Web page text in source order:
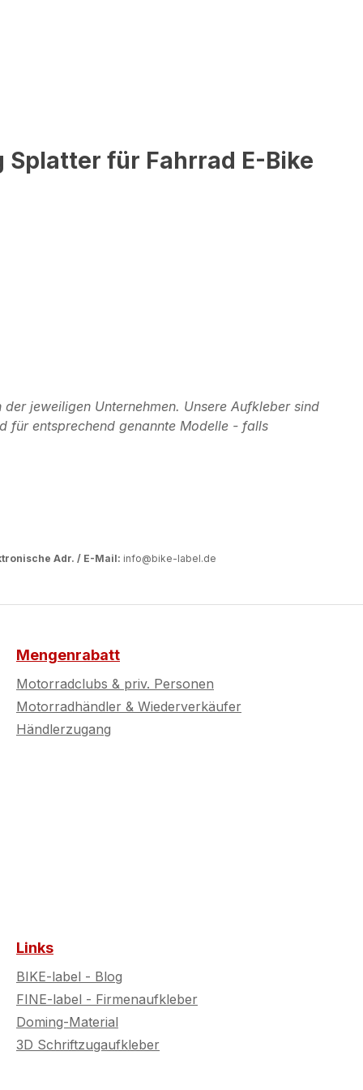
Splatter für Fahrrad E-Bike
jeweiligen Unternehmen. Unsere Aufkleber sind
für entsprechend genannte Modelle - falls
Adr. / E-Mail: info@bike-label.de
Mengenrabatt
Motorradclubs & priv. Personen
Motorradhändler & Wiederverkäufer
Händlerzugang
Links
BIKE-label - Blog
FINE-label - Firmenaufkleber
Doming-Material
3D Schriftzugaufkleber